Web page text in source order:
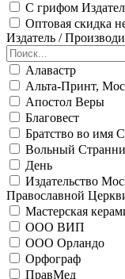
С грифом
Оптовая скидка
Издатель /
Алавастр
Альта-Принт,
Апостол Веры
Благовест
Братство во имя
Вольный
День
Издательство
Православной
Мастерская
ООО ВИП
ООО Орландо
Орфограф
ПравМед